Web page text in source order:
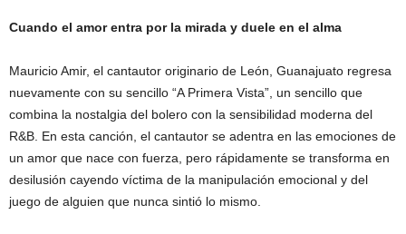
Cuando el amor entra por la mirada y duele en el alma
Mauricio Amir, el cantautor originario de León, Guanajuato regresa
nuevamente con su sencillo “A Primera Vista”, un sencillo que
combina la nostalgia del bolero con la sensibilidad moderna del
R&B. En esta canción, el cantautor se adentra en las emociones de
un amor que nace con fuerza, pero rápidamente se transforma en
desilusión cayendo víctima de la manipulación emocional y del
juego de alguien que nunca sintió lo mismo.